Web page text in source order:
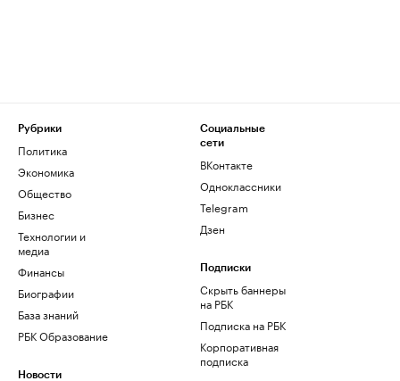
Рубрики
Политика
Экономика
Общество
Бизнес
Технологии и
медиа
Финансы
Биографии
База знаний
РБК Образование
Новости
Социальные
сети
ВКонтакте
Одноклассники
Telegram
Дзен
Подписки
Скрыть баннеры
на РБК
Подписка на РБК
Корпоративная
подписка